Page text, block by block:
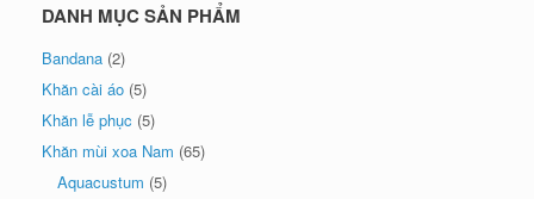
DANH MỤC SẢN PHẨM
Bandana (2)
Khăn cài áo (5)
Khăn lễ phục (5)
Khăn mùi xoa Nam (65)
Aquacustum (5)